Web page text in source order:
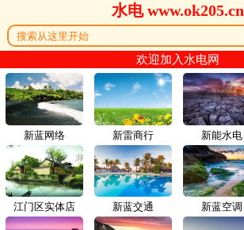
水电 www.ok205.cn
欢迎加入水电网
新蓝网络 新雷商行
江门区实体店 新蓝交通
新能水电
新蓝空调